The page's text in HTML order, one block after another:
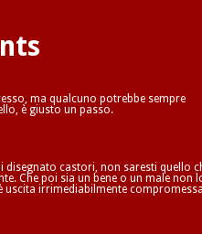
ma qualcuno potrebbe sempre
è giusto un passo.
disegnato castori, non saresti quello
Che poi sia un bene o un male non
uscita irrimediabilmente